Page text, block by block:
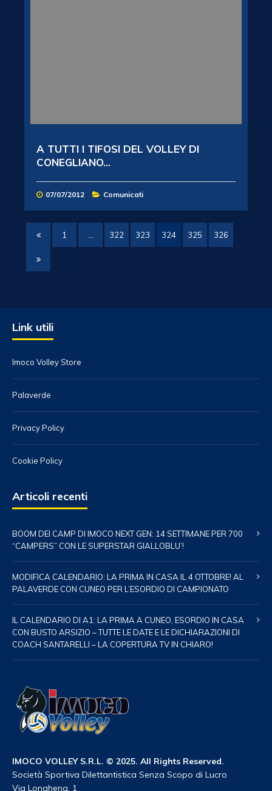
A TUTTI I TIFOSI DEL VOLLEY DI
CONEGLIANO...
07/07/2012 Comunicati
1 322 323 324 325 326
Link utili
Imoco Volley Store
Palaverde
Privacy Policy
Cookie Policy
Articoli recenti
BOOM DEI CAMP DI IMOCO NEXT GEN: 14 SETTIMANE PER 700
“CAMPERS” CON LE SUPERSTAR GIALLOBLU’!
MODIFICA CALENDARIO: LA PRIMA IN CASA IL 4 OTTOBRE! AL
PALAVERDE CON CUNEO PER L’ESORDIO DI CAMPIONATO
IL CALENDARIO DI A1: LA PRIMA A CUNEO, ESORDIO IN CASA
CON BUSTO ARSIZIO – TUTTE LE DATE E LE DICHIARAZIONI DI
COACH SANTARELLI – LA COPERTURA TV IN CHIARO!
IMOCO VOLLEY S.R.L. © 2025. All Rights Reserved.
Società Sportiva Dilettantistica Senza Scopo di Lucro
Via Longhena, 1